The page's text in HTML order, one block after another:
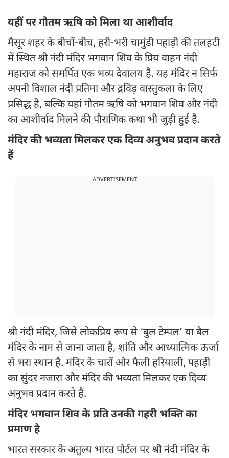
यहीं पर गौतम ऋषि को मिला था आशीर्वाद
मैसूर शहर के बीचों-बीच, हरी-भरी चामुंडी पहाड़ी की तलहटी
में स्थित श्री नंदी मंदिर भगवान शिव के प्रिय वाहन नंदी
महाराज को समर्पित एक भव्य देवालय है. यह मंदिर न सिर्फ
अपनी विशाल नंदी प्रतिमा और द्रविड़ वास्तुकला के लिए
प्रसिद्ध है, बल्कि यहां गौतम ऋषि को भगवान शिव और नंदी
का आशीर्वाद मिलने की पौराणिक कथा भी जुड़ी हुई है.
मंदिर की भव्यता मिलकर एक दिव्य अनुभव प्रदान करते
हैं
ADVERTISEMENT
श्री नंदी मंदिर, जिसे लोकप्रिय रूप से ‘बुल टेम्पल’ या बैल
मंदिर के नाम से जाना जाता है, शांति और आध्यात्मिक ऊर्जा
से भरा स्थान है. मंदिर के चारों ओर फैली हरियाली, पहाड़ी
का सुंदर नजारा और मंदिर की भव्यता मिलकर एक दिव्य
अनुभव प्रदान करते हैं.
मंदिर भगवान शिव के प्रति उनकी गहरी भक्ति का
प्रमाण है
भारत सरकार के अतुल्य भारत पोर्टल पर श्री नंदी मंदिर के